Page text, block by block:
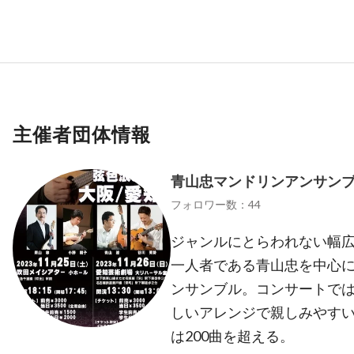
主催者団体情報
青山忠マンドリンアンサン
フォロワー数：44
ジャンルにとらわれない幅
一人者である青山忠を中心
ンサンブル。コンサートで
しいアレンジで親しみやす
は200曲を超える。